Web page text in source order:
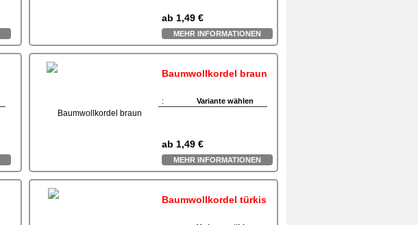
ab 1,49 €
MEHR INFORMATIONEN
Baumwollkordel braun
: Variante wählen
ab 1,49 €
MEHR INFORMATIONEN
Baumwollkordel türkis